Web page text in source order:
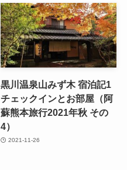
黒川温泉山みず木 宿泊記1
チェックインとお部屋（阿
蘇熊本旅行2021年秋 その
4）
2021-11-26